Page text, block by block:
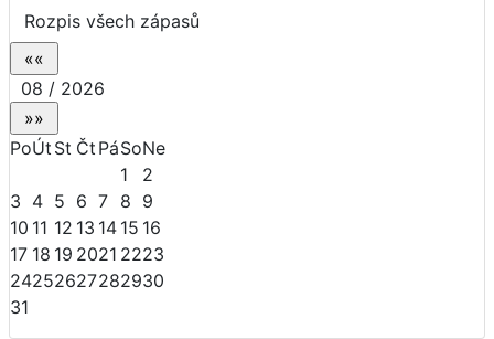
Rozpis všech zápasů
08 / 2026
PoÚt St Čt PáSoNe
1
2
3 4 5 6 7 8 9
10 11 12 13 14 15 16
17 18 19 2021 2223
24252627282930
31